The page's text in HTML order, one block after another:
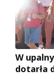
W
dotarła